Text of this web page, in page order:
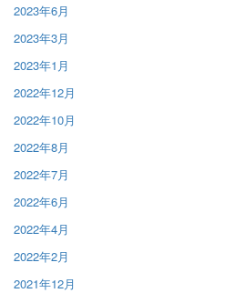
2023年6月
2023年3月
2023年1月
2022年12月
2022年10月
2022年8月
2022年7月
2022年6月
2022年4月
2022年2月
2021年12月